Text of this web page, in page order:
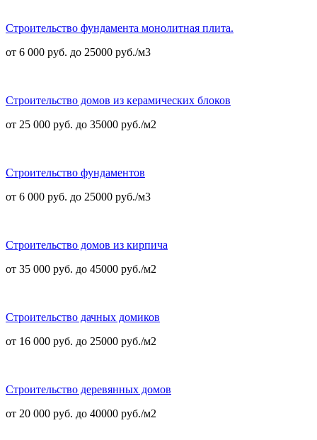
Строительство фундамента монолитная плита.
от 6 000 руб. до 25000 руб./м3
Строительство домов из керамических блоков
от 25 000 руб. до 35000 руб./м2
Строительство фундаментов
от 6 000 руб. до 25000 руб./м3
Строительство домов из кирпича
от 35 000 руб. до 45000 руб./м2
Строительство дачных домиков
от 16 000 руб. до 25000 руб./м2
Строительство деревянных домов
от 20 000 руб. до 40000 руб./м2